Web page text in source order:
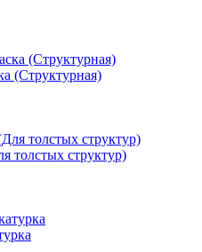
(Структурная)
толстых структур)